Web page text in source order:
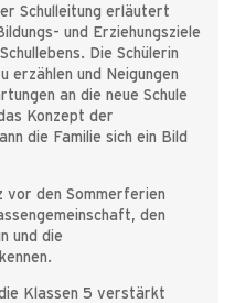
Schulleitung erläutert
und Erziehungsziele
Die Schülerin
erzählen und Neigungen
an die neue Schule
Konzept der
die Familie sich ein Bild
vor den Sommerferien
den
und die
Klassen 5 verstärkt